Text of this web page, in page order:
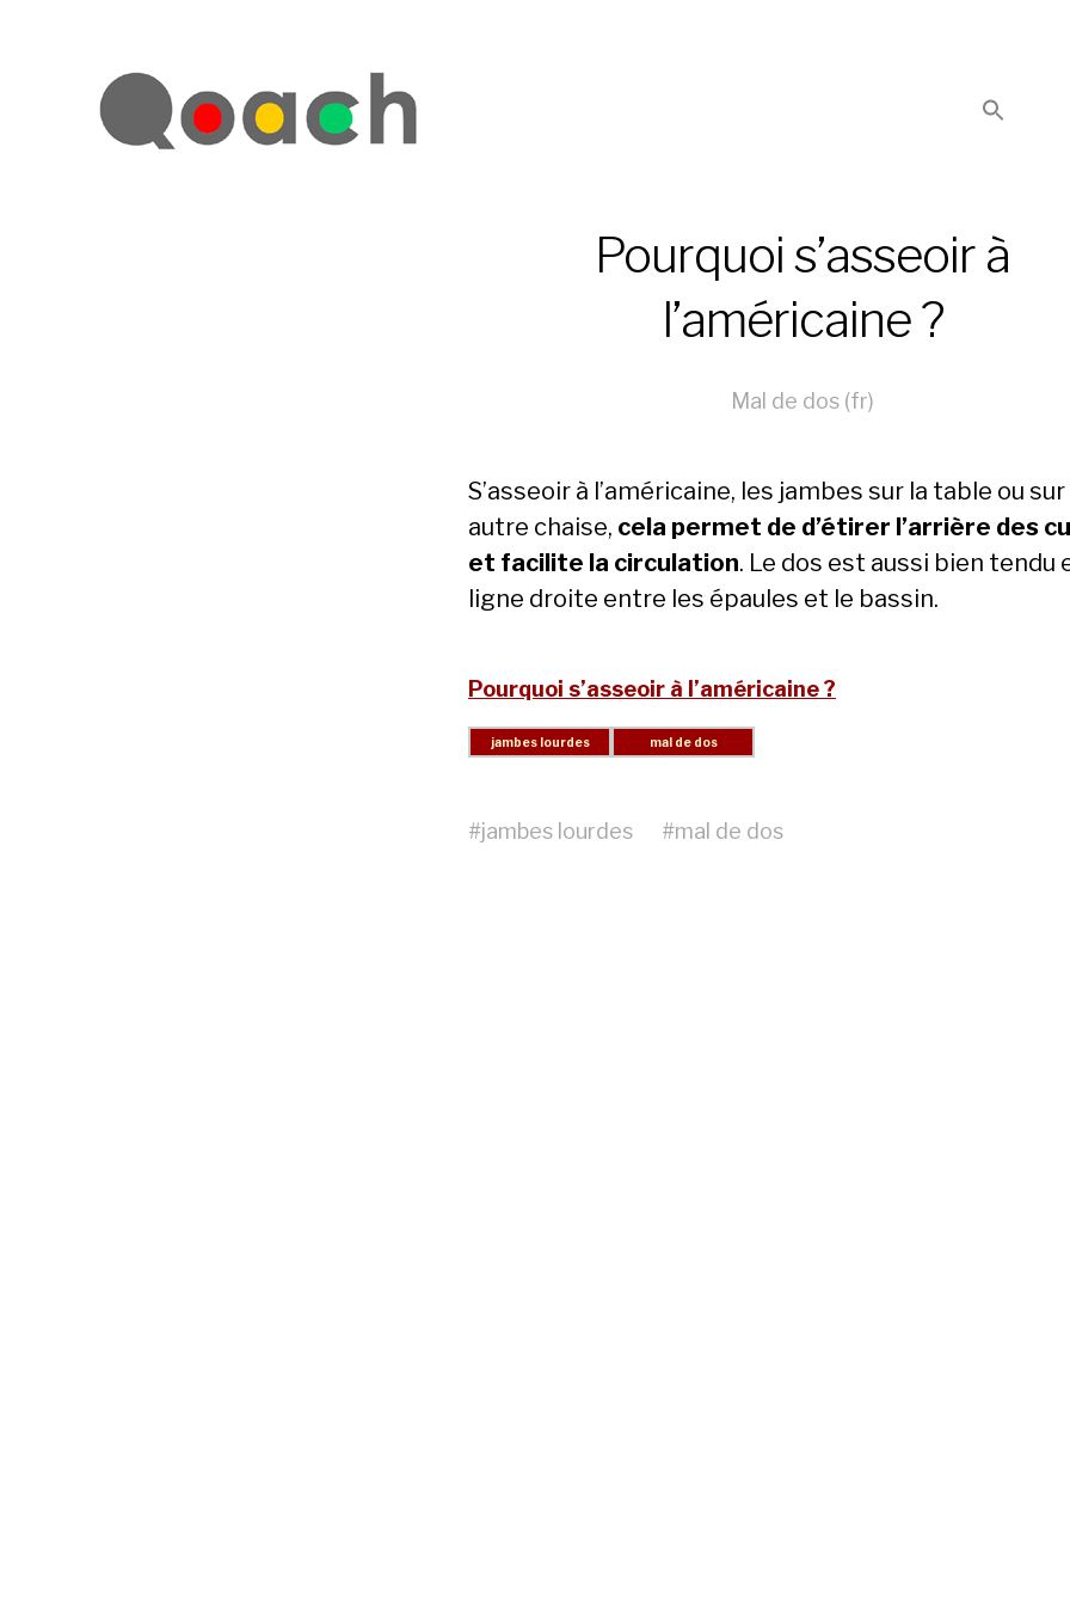
Pourquoi s’asseoir à
l’américaine ?
Mal de dos (fr)
S’asseoir à l’américaine, les jambes sur la table ou
autre chaise, cela permet de d’étirer l’arrière des
et facilite la circulation. Le dos est aussi bien tendu
ligne droite entre les épaules et le bassin.
Pourquoi s’asseoir à l’américaine ?
#jambes lourdes #mal de dos